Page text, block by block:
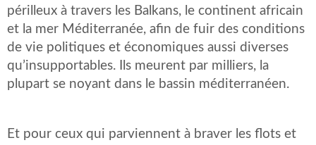
périlleux à travers les Balkans, le continent africain
et la mer Méditerranée, afin de fuir des conditions
de vie politiques et économiques aussi diverses
qu’insupportables. Ils meurent par milliers, la
plupart se noyant dans le bassin méditerranéen.
Et pour ceux qui parviennent à braver les flots et